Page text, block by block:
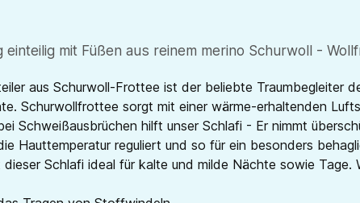
mit Füßen aus reinem merino Schurwoll -
aus Schurwoll-Frottee ist der beliebte Traumbegleiter
Schurwollfrottee sorgt mit einer wärme-erhaltenden
Schweißausbrüchen hilft unser Schlafi - Er nimmt
Hauttemperatur reguliert und so für ein besonders
Schlafi ideal für kalte und milde Nächte sowie